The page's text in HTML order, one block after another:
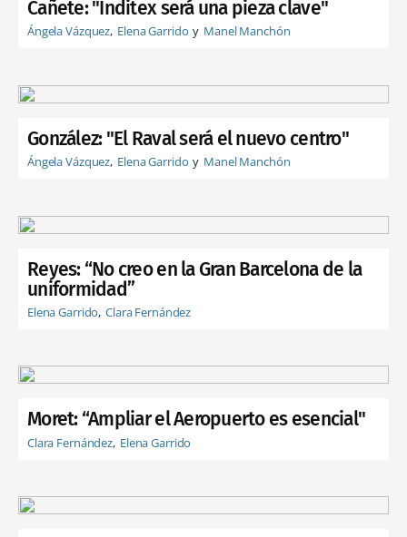
Cañete: "Inditex será una pieza clave"
Ángela Vázquez Elena Garrido Manel Manchón
González: "El Raval será el nuevo centro"
Ángela Vázquez Elena Garrido Manel Manchón
Reyes: “No creo en la Gran Barcelona de la
uniformidad”
Elena Garrido Clara Fernández
Moret: “Ampliar el Aeropuerto es esencial"
Clara Fernández Elena Garrido